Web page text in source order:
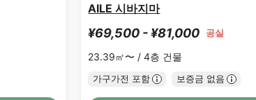
AILE 시바지마
¥69,500 - ¥81,000 공실
23.39㎡〜 /4층 건물
가구가전 포함 보증금 없음